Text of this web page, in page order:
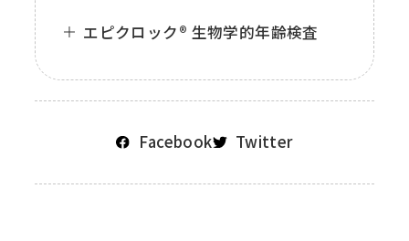
エピクロック® 生物学的年齢検査
Facebook Twitter